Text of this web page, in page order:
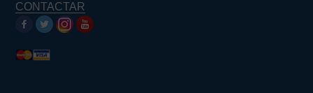
CONTACTAR